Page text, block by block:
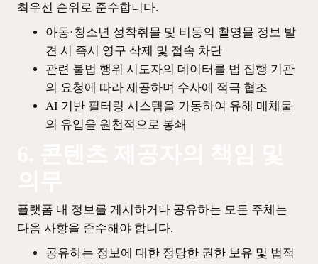
최우선 순위로 준수합니다.
아동·청소년 성착취물 및 비동의 촬영물 정보 발
견 시 즉시 영구 삭제 및 접속 차단
관련 불법 행위 시도자의 데이터를 법 집행 기관
의 요청에 따라 제공하며 수사에 적극 협조
AI 기반 필터링 시스템을 가동하여 유해 매체물
의 유입을 원천적으로 봉쇄
플랫폼 내 정보를 게시하거나 공유하는 모든 주체는
다음 사항을 준수해야 합니다.
공유하는 정보에 대한 정당한 권한 보유 및 법적